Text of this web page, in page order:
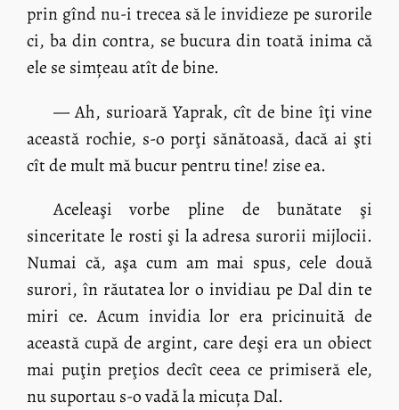
prin gînd nu-i trecea să le invidieze pe surorile
ci, ba din contra, se bucura din toată inima că
ele se simțeau atît de bine.
— Ah, surioară Yaprak, cît de bine îţi vine
această rochie, s-o porţi sănătoasă, dacă ai şti
cît de mult mă bucur pentru tine! zise ea.
Aceleaşi vorbe pline de bunătate şi
sinceritate le rosti şi la adresa surorii mijlocii.
Numai că, aşa cum am mai spus, cele două
surori, în răutatea lor o invidiau pe Dal din te
miri ce. Acum invidia lor era pricinuită de
această cupă de argint, care deşi era un obiect
mai puţin preţios decît ceea ce primiseră ele,
nu suportau s-o vadă la micuța Dal.